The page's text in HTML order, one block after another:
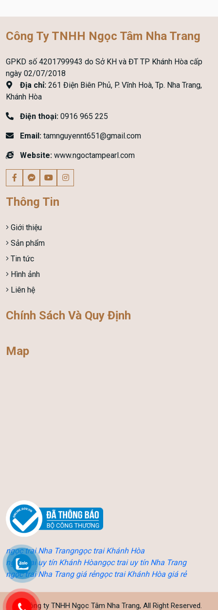
Công Ty TNHH Ngọc Tâm Nha Trang
GPKD số 4201799943 do Sở KH và ĐT TP Khánh Hòa cấp
ngày 02/07/2018
Địa chỉ: 261 Điện Biên Phủ, P. Vĩnh Hoà, Tp. Nha Trang,
Khánh Hòa
Điện thoại: 0916 965 225
Email: tamnguyennt651@gmail.com
Website: www.ngoctampearl.com
Thông Tin
Giới thiệu
Sản phẩm
Tin tức
Hình ảnh
Liên hệ
Chính Sách Và Quy Định
Map
ngọc trai Nha Trangngọc trai Khánh Hòa
ngọc trai uy tín Khánh Hòangọc trai uy tín Nha Trang
ngọc trai Nha Trang giá rẻngọc trai Khánh Hòa giá rẻ
© Công ty TNHH Ngọc Tâm Nha Trang, All Right Reserved.